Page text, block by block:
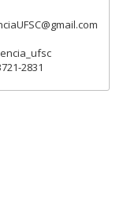
2831